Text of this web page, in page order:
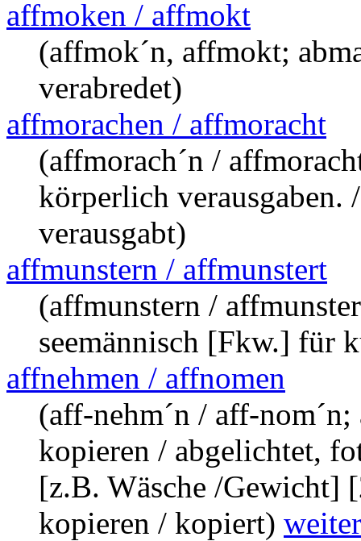
affmoken / affmokt
(affmok´n, affmokt;
verabredet)
affmorachen / affmoracht
(affmorach´n /
körperlich verausgaben.
verausgabt)
affmunstern / affmunstert
(affmunstern /
seemännisch [Fkw.] für
affnehmen / affnomen
(aff-nehm´n / aff-
kopieren / abgelichtet,
[z.B. Wäsche /Gewicht]
kopieren / kopiert)